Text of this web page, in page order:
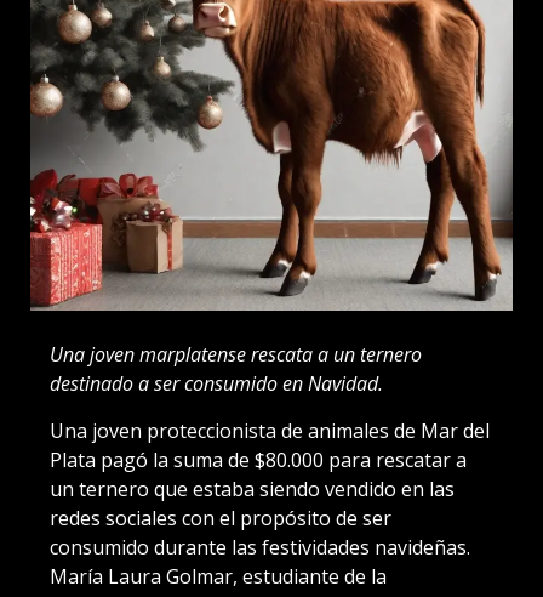
Una joven marplatense rescata a un ternero
destinado a ser consumido en Navidad.
Una joven proteccionista de animales de Mar del
Plata pagó la suma de $80.000 para rescatar a
un ternero que estaba siendo vendido en las
redes sociales con el propósito de ser
consumido durante las festividades navideñas.
María Laura Golmar, estudiante de la